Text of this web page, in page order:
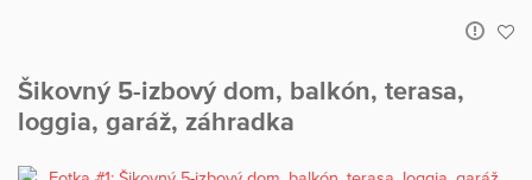
Šikovný 5-izbový dom, balkón, terasa,
loggia, garáž, záhradka